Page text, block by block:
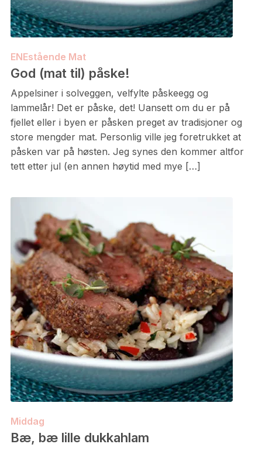
ENEstående Mat
God (mat til) påske!
Appelsiner i solveggen, velfylte påskeegg og
lammelår! Det er påske, det! Uansett om du er på
fjellet eller i byen er påsken preget av tradisjoner og
store mengder mat. Personlig ville jeg foretrukket at
påsken var på høsten. Jeg synes den kommer altfor
tett etter jul (en annen høytid med mye […]
Middag
Bæ, bæ lille dukkahlam